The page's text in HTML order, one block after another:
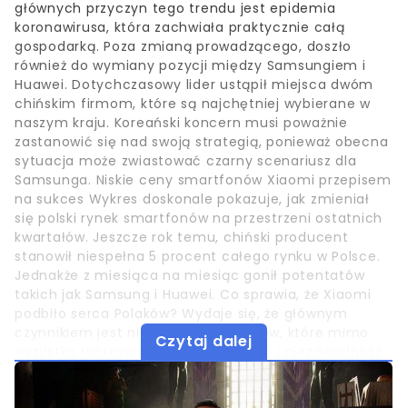
głównych przyczyn tego trendu jest epidemia
koronawirusa, która zachwiała praktycznie całą
gospodarką. Poza zmianą prowadzącego, doszło
również do wymiany pozycji między Samsungiem i
Huawei. Dotychczasowy lider ustąpił miejsca dwóm
chińskim firmom, które są najchętniej wybierane w
naszym kraju. Koreański koncern musi poważnie
zastanowić się nad swoją strategią, ponieważ obecna
sytuacja może zwiastować czarny scenariusz dla
Samsunga. Niskie ceny smartfonów Xiaomi przepisem
na sukces Wykres doskonale pokazuje, jak zmieniał
się polski rynek smartfonów na przestrzeni ostatnich
kwartałów. Jeszcze rok temu, chiński producent
stanowił niespełna 5 procent całego rynku w Polsce.
Jednakże z miesiąca na miesiąc gonił potentatów
takich jak Samsung i Huawei. Co sprawia, że Xiaomi
podbiło serca Polaków? Wydaje się, że głównym
czynnikiem jest niska cena produktów, które mimo
wszystko reprezentują wysoką jakość i niezawodność.
Czytaj dalej